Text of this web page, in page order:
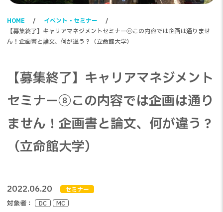
HOME
イベント・セミナー
【募集終了】キャリアマネジメントセミナー⑧この内容では企画は通りませ
ん！企画書と論文、何が違う？（立命館大学）
【募集終了】キャリアマネジメント
セミナー⑧この内容では企画は通り
ません！企画書と論文、何が違う？
（立命館大学）
2022.06.20 セミナー
対象者： DC MC